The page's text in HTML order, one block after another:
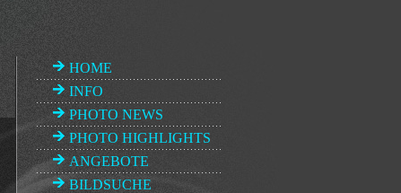
HOME
INFO
PHOTO NEWS
PHOTO HIGHLIGHTS
ANGEBOTE
BILDSUCHE